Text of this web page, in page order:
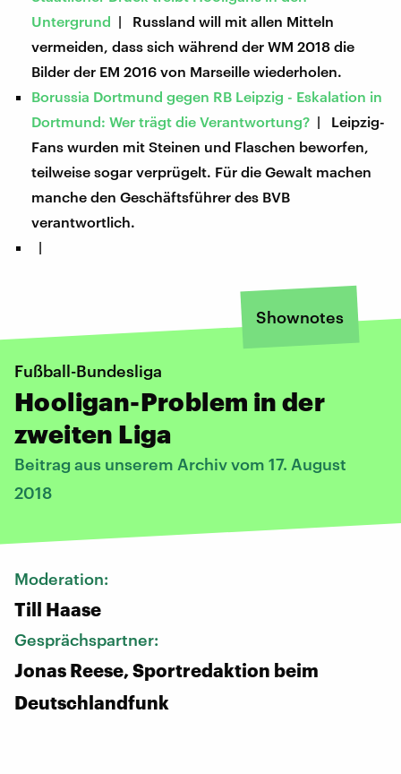
Untergrund | Russland will mit allen Mitteln
vermeiden, dass sich während der WM 2018 die
Bilder der EM 2016 von Marseille wiederholen.
Borussia Dortmund gegen RB Leipzig - Eskalation in
Dortmund: Wer trägt die Verantwortung? | Leipzig-
Fans wurden mit Steinen und Flaschen beworfen,
teilweise sogar verprügelt. Für die Gewalt machen
manche den Geschäftsführer des BVB
verantwortlich.
|
Shownotes
Fußball-Bundesliga
Hooligan-Problem in der
zweiten Liga
Beitrag aus unserem Archiv vom 17. August
2018
Moderation:
Till Haase
Gesprächspartner:
Jonas Reese, Sportredaktion beim
Deutschlandfunk